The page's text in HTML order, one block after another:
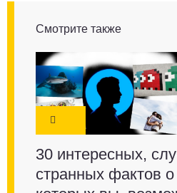
Смотрите также
30 интересных,
странных фактов